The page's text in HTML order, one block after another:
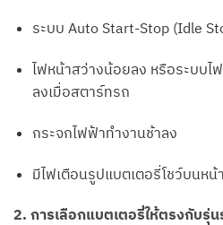
ระบบ Auto Start-Stop (Idle
ไฟหน้าสว่างน้อยลง หรือระบบไ
ลงเมื่อสตาร์ทรถ
กระจกไฟฟ้าทำงานช้าลง
มีไฟเตือนรูปแบตเตอรี่โชว์บนหน้
2. การเลือกแบตเตอรี่ให้ตรงกับรุ่